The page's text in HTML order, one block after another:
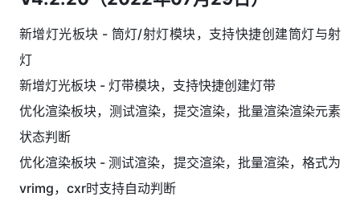
新增灯光板块 - 筒灯/射灯模块，支持快捷创建筒灯与射
灯
新增灯光板块 - 灯带模块，支持快捷创建灯带
优化渲染板块，测试渲染，提交渲染，批量渲染渲染元素
状态判断
优化渲染板块 - 测试渲染，提交渲染，批量渲染，格式为
vrimg，cxr时支持自动判断